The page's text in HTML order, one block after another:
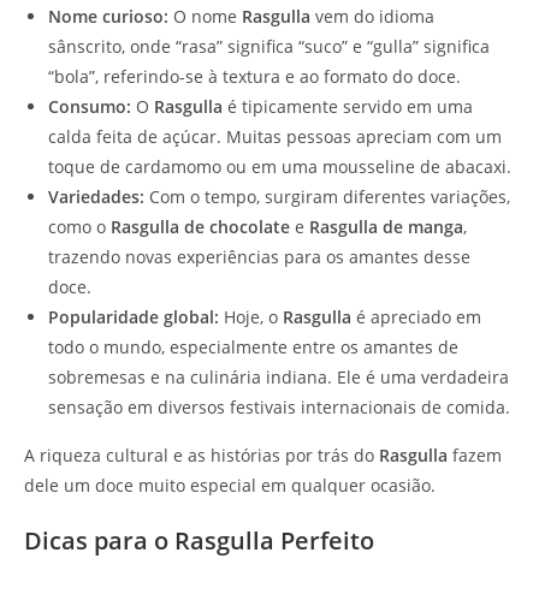
Nome curioso: O nome Rasgulla vem do idioma
sânscrito, onde “rasa” significa “suco” e “gulla” significa
“bola”, referindo-se à textura e ao formato do doce.
Consumo: O Rasgulla é tipicamente servido em uma
calda feita de açúcar. Muitas pessoas apreciam com um
toque de cardamomo ou em uma mousseline de abacaxi.
Variedades: Com o tempo, surgiram diferentes variações,
como o Rasgulla de chocolate e Rasgulla de manga,
trazendo novas experiências para os amantes desse
doce.
Popularidade global: Hoje, o Rasgulla é apreciado em
todo o mundo, especialmente entre os amantes de
sobremesas e na culinária indiana. Ele é uma verdadeira
sensação em diversos festivais internacionais de comida.
A riqueza cultural e as histórias por trás do Rasgulla fazem
dele um doce muito especial em qualquer ocasião.
Dicas para o Rasgulla Perfeito